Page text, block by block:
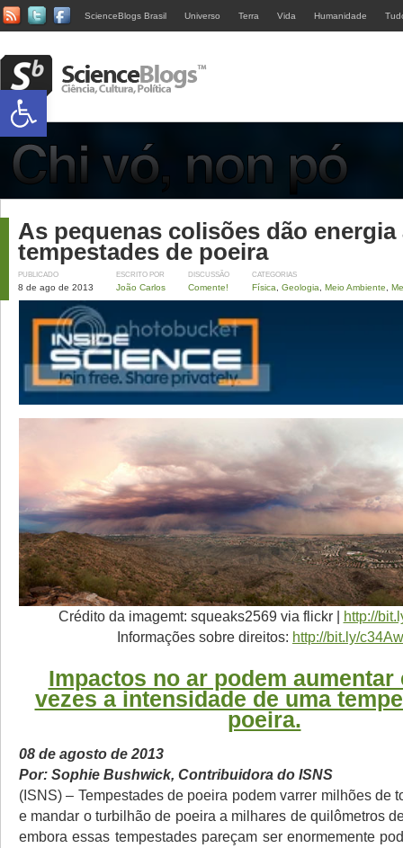
ScienceBlogs Brasil Universo Terra Vida Humanidade
As pequenas colisões dão energia
tempestades de poeira
PUBLICADO
8 de ago de 2013
ESCRITO POR
João Carlos
DISCUSSÃO
Comente!
CATEGORIAS
Física Geologia Meio Ambiente
Crédito da imagemt: squeaks2569 via flickr |
http://
Informações sobre direitos: http://bit.ly/
Impactos no ar podem aumentar
vezes a intensidade de uma
poeira.
08 de agosto de 2013
Por: Sophie Bushwick, Contribuidora do ISNS
(ISNS) – Tempestades de poeira podem varrer milhões de
e mandar o turbilhão de poeira a milhares de quilômetros
embora essas tempestades pareçam ser enormemente
Abrir a barra de ferramentas